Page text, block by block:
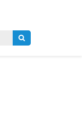
Rechercher :